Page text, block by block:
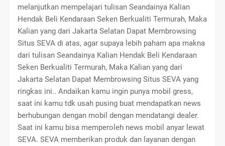
melanjutkan mempelajari tulisan Seandainya Kalian
Hendak Beli Kendaraan Seken Berkualiti Termurah, Maka
Kalian yang dari Jakarta Selatan Dapat Membrowsing
Situs SEVA di atas, agar supaya lebih paham apa makna
dari tulisan Seandainya Kalian Hendak Beli Kendaraan
Seken Berkualiti Termurah, Maka Kalian yang dari
Jakarta Selatan Dapat Membrowsing Situs SEVA yang
ringkas ini.. Andaikan kamu ingin punya mobil gress,
saat ini kamu tdk usah pusing buat mendapatkan news
berhubungan dengan mobil dengan mendatangi dealer.
Saat ini kamu bisa memperoleh news mobil anyar lewat
SEVA. SEVA memberikan produk dan layanan dengan